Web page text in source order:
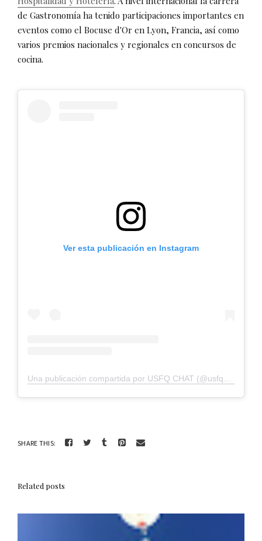
de Gastronomía ha tenido participaciones importantes en
eventos como el Bocuse d'Or en Lyon, Francia, así como
varios premios nacionales y regionales en concursos de
cocina.
Ver esta publicación en Instagram
SHARE THIS:
Related posts